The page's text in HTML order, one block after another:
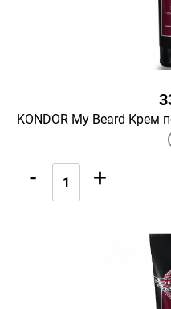
KONDOR My Beard Крем
- +